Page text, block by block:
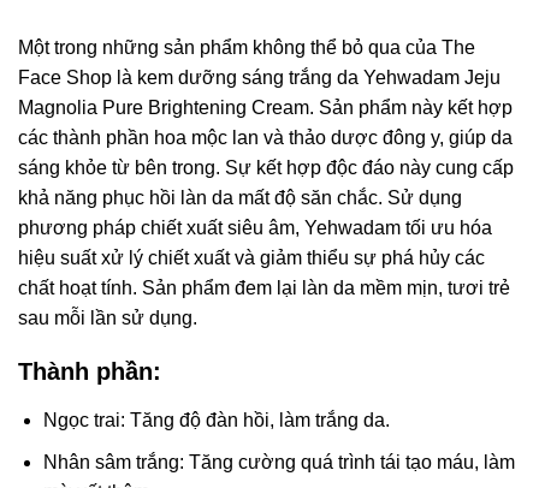
Một trong những sản phẩm không thể bỏ qua của The
Face Shop là kem dưỡng sáng trắng da Yehwadam Jeju
Magnolia Pure Brightening Cream. Sản phẩm này kết hợp
các thành phần hoa mộc lan và thảo dược đông y, giúp da
sáng khỏe từ bên trong. Sự kết hợp độc đáo này cung cấp
khả năng phục hồi làn da mất độ săn chắc. Sử dụng
phương pháp chiết xuất siêu âm, Yehwadam tối ưu hóa
hiệu suất xử lý chiết xuất và giảm thiểu sự phá hủy các
chất hoạt tính. Sản phẩm đem lại làn da mềm mịn, tươi trẻ
sau mỗi lần sử dụng.
Thành phần:
Ngọc trai: Tăng độ đàn hồi, làm trắng da.
Nhân sâm trắng: Tăng cường quá trình tái tạo máu, làm